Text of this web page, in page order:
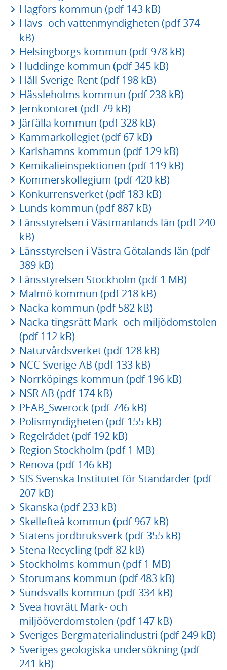
Hagfors kommun (pdf 143 kB)
Havs- och vattenmyndigheten (pdf 374
kB)
Helsingborgs kommun (pdf 978 kB)
Huddinge kommun (pdf 345 kB)
Håll Sverige Rent (pdf 198 kB)
Hässleholms kommun (pdf 238 kB)
Jernkontoret (pdf 79 kB)
Järfälla kommun (pdf 328 kB)
Kammarkollegiet (pdf 67 kB)
Karlshamns kommun (pdf 129 kB)
Kemikalieinspektionen (pdf 119 kB)
Kommerskollegium (pdf 420 kB)
Konkurrensverket (pdf 183 kB)
Lunds kommun (pdf 887 kB)
Länsstyrelsen i Västmanlands län (pdf 240
kB)
Länsstyrelsen i Västra Götalands län (pdf
389 kB)
Länsstyrelsen Stockholm (pdf 1 MB)
Malmö kommun (pdf 218 kB)
Nacka kommun (pdf 582 kB)
Nacka tingsrätt Mark- och miljödomstolen
(pdf 112 kB)
Naturvårdsverket (pdf 128 kB)
NCC Sverige AB (pdf 133 kB)
Norrköpings kommun (pdf 196 kB)
NSR AB (pdf 174 kB)
PEAB_Swerock (pdf 746 kB)
Polismyndigheten (pdf 155 kB)
Regelrådet (pdf 192 kB)
Region Stockholm (pdf 1 MB)
Renova (pdf 146 kB)
SIS Svenska Institutet för Standarder (pdf
207 kB)
Skanska (pdf 233 kB)
Skellefteå kommun (pdf 967 kB)
Statens jordbruksverk (pdf 355 kB)
Stena Recycling (pdf 82 kB)
Stockholms kommun (pdf 1 MB)
Storumans kommun (pdf 483 kB)
Sundsvalls kommun (pdf 334 kB)
Svea hovrätt Mark- och
miljööverdomstolen (pdf 147 kB)
Sveriges Bergmaterialindustri (pdf 249 kB)
Sveriges geologiska undersökning (pdf
241 kB)